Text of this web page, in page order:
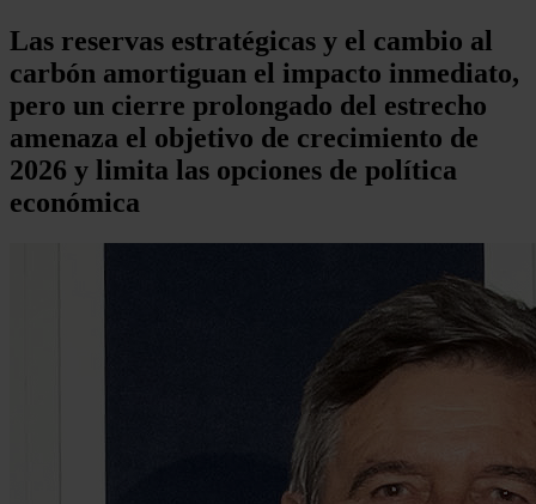
Las reservas estratégicas y el cambio al
carbón amortiguan el impacto inmediato,
pero un cierre prolongado del estrecho
amenaza el objetivo de crecimiento de
2026 y limita las opciones de política
económica